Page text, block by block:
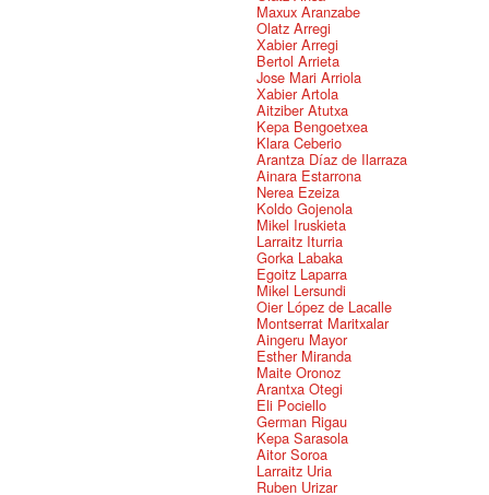
Maxux Aranzabe
Olatz Arregi
Xabier Arregi
Bertol Arrieta
Jose Mari Arriola
Xabier Artola
Aitziber Atutxa
Kepa Bengoetxea
Klara Ceberio
Arantza Díaz de Ilarraza
Ainara Estarrona
Nerea Ezeiza
Koldo Gojenola
Mikel Iruskieta
Larraitz Iturria
Gorka Labaka
Egoitz Laparra
Mikel Lersundi
Oier López de Lacalle
Montserrat Maritxalar
Aingeru Mayor
Esther Miranda
Maite Oronoz
Arantxa Otegi
Eli Pociello
German Rigau
Kepa Sarasola
Aitor Soroa
Larraitz Uria
Ruben Urizar